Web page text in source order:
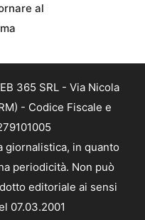
al
365 SRL - Via Nicola
- Codice Fiscale e
giornalistica, in quanto
periodicità. Non può
editoriale ai sensi
07.03.2001